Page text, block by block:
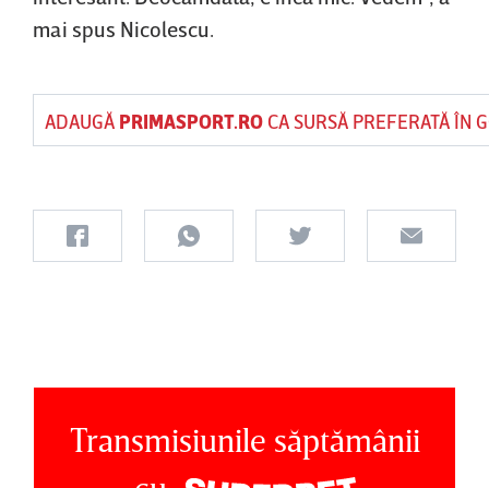
mai spus Nicolescu.
ADAUGĂ PRIMASPORT.ROCA SURSĂ PREFERATĂ ÎN
Transmisiunile săptămânii